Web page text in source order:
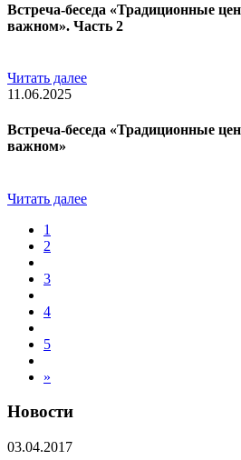
Встреча-беседа «Традиционные
важном». Часть 2
Читать далее
11.06.2025
Встреча-беседа «Традиционные
важном»
Читать далее
1
2
3
4
5
»
Новости
03.04.2017